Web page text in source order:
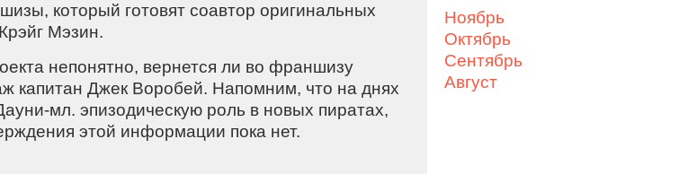
который готовят соавтор оригинальных
Мэзин.
непонятно, вернется ли во франшизу
капитан Джек Воробей. Напомним, что на днях
мл. эпизодическую роль в новых пиратах,
этой информации пока нет.
ноябрь
октябрь
сентябрь
август